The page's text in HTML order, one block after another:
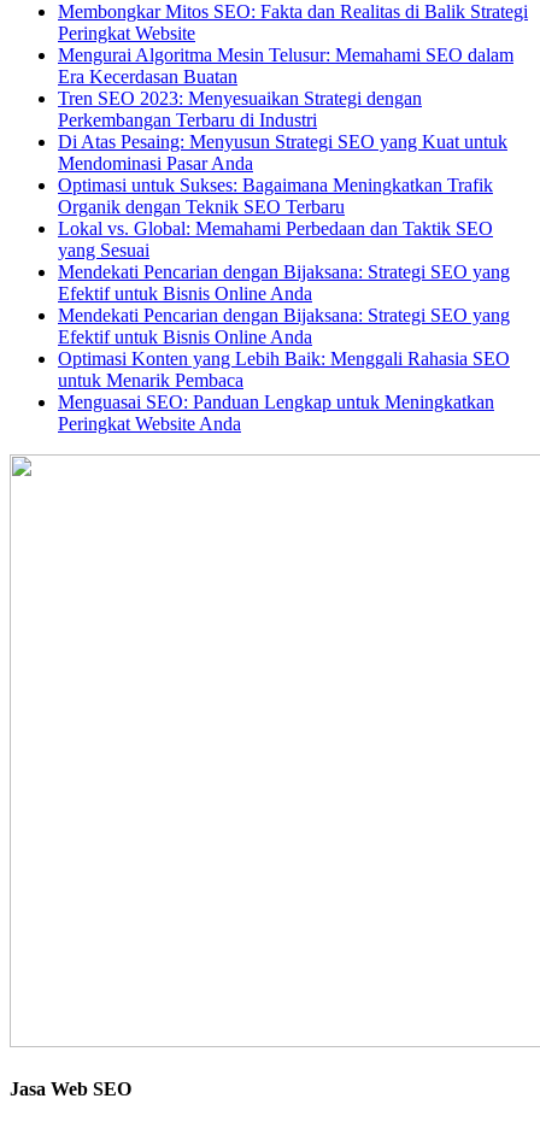
Membongkar Mitos SEO: Fakta dan Realitas di Balik Strategi
Peringkat Website
Mengurai Algoritma Mesin Telusur: Memahami SEO dalam
Era Kecerdasan Buatan
Tren SEO 2023: Menyesuaikan Strategi dengan
Perkembangan Terbaru di Industri
Di Atas Pesaing: Menyusun Strategi SEO yang Kuat untuk
Mendominasi Pasar Anda
Optimasi untuk Sukses: Bagaimana Meningkatkan Trafik
Organik dengan Teknik SEO Terbaru
Lokal vs. Global: Memahami Perbedaan dan Taktik SEO
yang Sesuai
Mendekati Pencarian dengan Bijaksana: Strategi SEO yang
Efektif untuk Bisnis Online Anda
Mendekati Pencarian dengan Bijaksana: Strategi SEO yang
Efektif untuk Bisnis Online Anda
Optimasi Konten yang Lebih Baik: Menggali Rahasia SEO
untuk Menarik Pembaca
Menguasai SEO: Panduan Lengkap untuk Meningkatkan
Peringkat Website Anda
Jasa Web SEO